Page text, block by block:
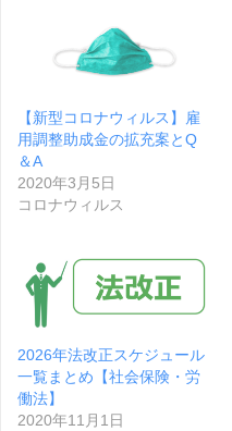
【新型コロナウィルス】雇
用調整助成金の拡充案とQ
＆A
2020年3月5日
コロナウィルス
2026年法改正スケジュール
一覧まとめ【社会保険・労
働法】
2020年11月1日